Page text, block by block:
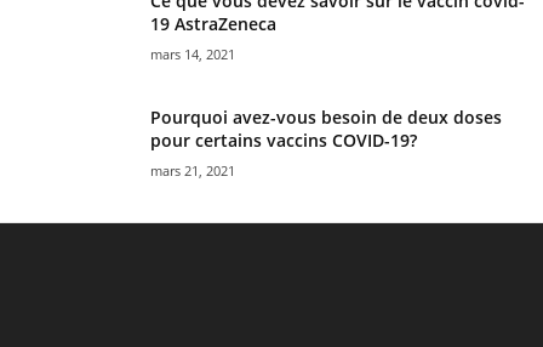
19 AstraZeneca
mars 14, 2021
Pourquoi avez-vous besoin de deux doses
pour certains vaccins COVID-19?
mars 21, 2021